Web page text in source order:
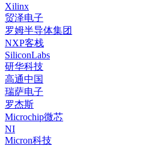
Xilinx
贸泽电子
罗姆半导体集团
NXP客栈
SiliconLabs
研华科技
高通中国
瑞萨电子
罗杰斯
Microchip微芯
NI
Micron科技